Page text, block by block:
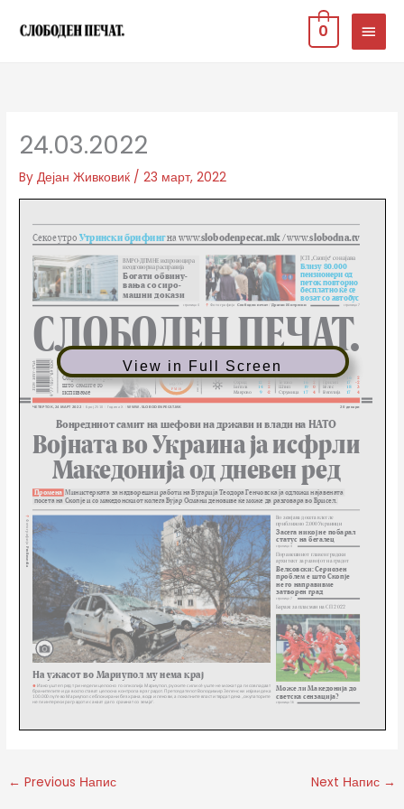
MAIN
0
24.03.2022
ByДејан Живковиќ /23 март, 2022
View in Full Screen
← Previous Напис Next Напис →